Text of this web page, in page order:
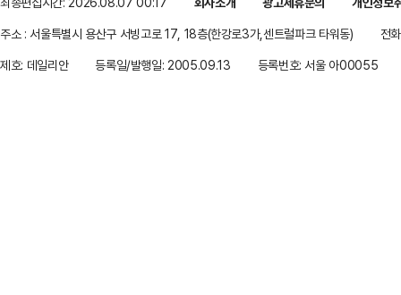
주소 : 서울특별시 용산구 서빙고로 17, 18층(한강로3가,센트럴파크 타워동)
전
제호: 데일리안
등록일/발행일: 2005.09.13 등록번호: 서울 아00055